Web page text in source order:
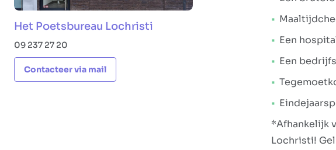
Het Poetsbureau Lochristi
09 237 27 20
Contacteer via mail
Een
Een
*Afhankelijk
Lochristi!